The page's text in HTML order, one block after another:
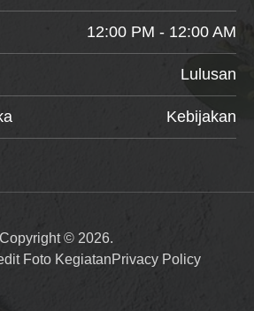
12:00 PM - 12:00 AM
Lulusan
Kebijakan
Copyright © 2026.
Foto KegiatanPrivacy Policy